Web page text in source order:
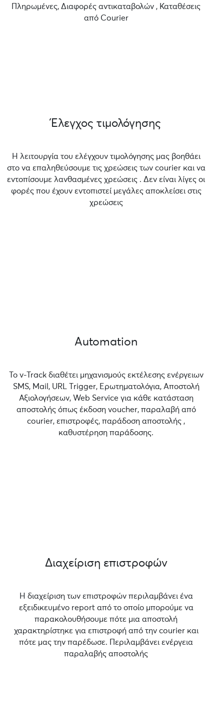
Πληρωμένες, Διαφορές αντικαταβολών , Καταθέσεις
από Courier
Έλεγχος τιμολόγησης
Η λειτουργία του ελέγχουν τιμολόγησης μας βοηθάει
στο να επαληθεύσουμε τις χρεώσεις των courier και να
εντοπίσουμε λανθασμένες χρεώσεις . Δεν είναι λίγες οι
φορές που έχουν εντοπιστεί μεγάλες αποκλείσει στις
χρεώσεις
Automation
Το v-Track διαθέτει μηχανισμούς εκτέλεσης ενέργειων
SMS, Mail, URL Τrigger, Ερωτηματολόγια, Αποστολή
Αξιολογήσεων, Web Service για κάθε κατάσταση
αποστολής όπως έκδοση voucher, παραλαβή από
courier, επιστροφές, παράδοση αποστολής ,
καθυστέρηση παράδοσης.
Διαχείριση επιστροφών
Η διαχείριση των επιστροφών περιλαμβάνει ένα
εξειδικευμένο report από το οποίο μπορούμε να
παρακολουθήσουμε πότε μια αποστολή
χαρακτηρίστηκε για επιστροφή από την courier και
πότε μας την παρέδωσε. Περιλαμβάνει ενέργεια
παραλαβής αποστολής